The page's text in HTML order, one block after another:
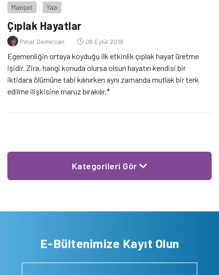
Manşet Yazı
Çıplak Hayatlar
Pınar Demircan 06 Eylül 2019
Egemenliğin ortaya koyduğu ilk etkinlik çıplak hayat üretme
işidir. Zira, hangi konuda olursa olsun hayatın kendisi bir
iktidara ölümüne tabi kılınırken aynı zamanda mutlak bir terk
edilme ilişkisine maruz bırakılır.*
Kategorileri Gör
E-Bültenimize Kayıt Olun